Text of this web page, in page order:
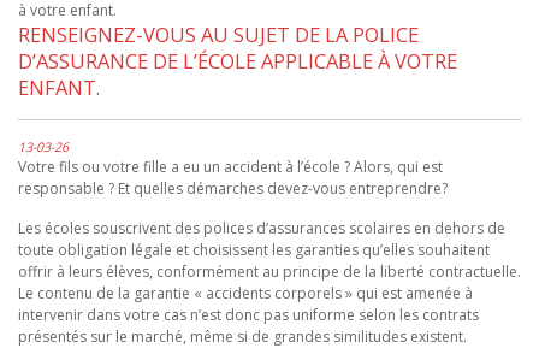
RENSEIGNEZ-VOUS AU SUJET DE LA POLICE
D’ASSURANCE DE L’ÉCOLE APPLICABLE À VOTRE
ENFANT.
13-03-26
Votre fils ou votre fille a eu un accident à l’école ? Alors, qui est
responsable ? Et quelles démarches devez-vous entreprendre?
Les écoles souscrivent des polices d’assurances scolaires en dehors de
toute obligation légale et choisissent les garanties qu’elles souhaitent
offrir à leurs élèves, conformément au principe de la liberté contractuelle.
Le contenu de la garantie « accidents corporels » qui est amenée à
intervenir dans votre cas n’est donc pas uniforme selon les contrats
présentés sur le marché, même si de grandes similitudes existent.